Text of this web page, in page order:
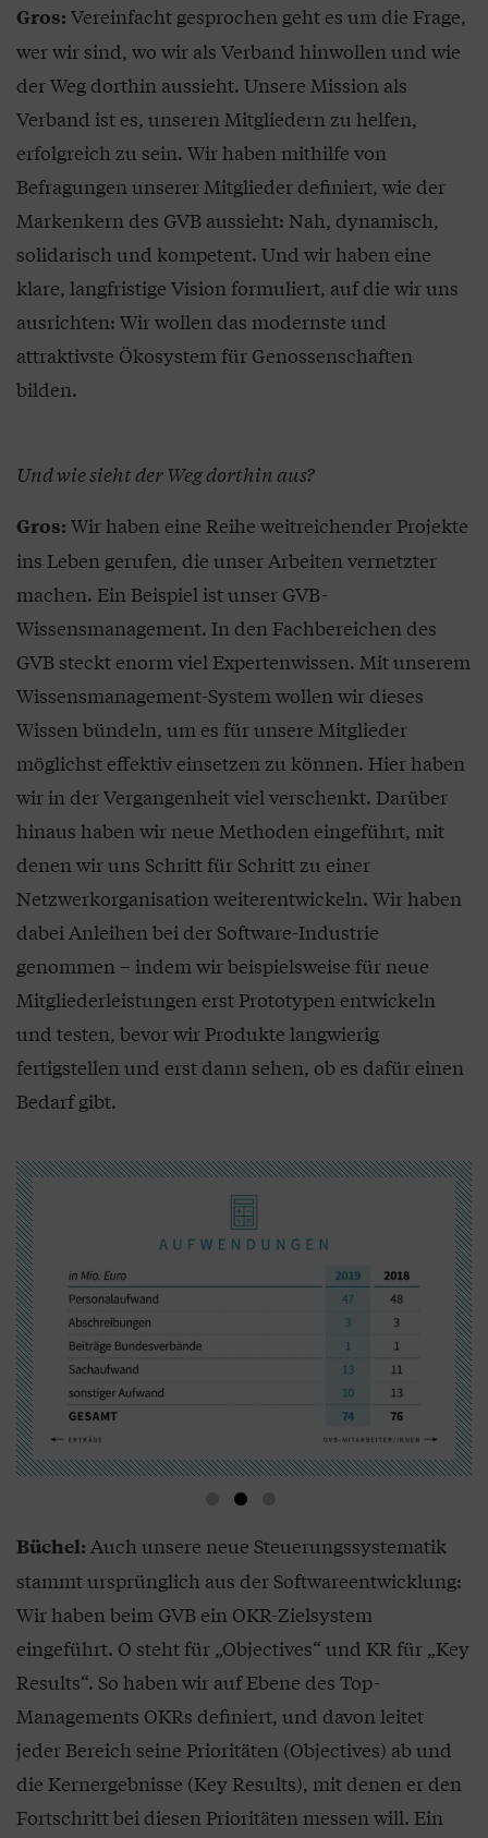
Gros: Vereinfacht gesprochen geht es um die Frage,
wer wir sind, wo wir als Verband hinwollen und wie
der Weg dorthin aussieht. Unsere Mission als
Verband ist es, unseren Mitgliedern zu helfen,
erfolgreich zu sein. Wir haben mithilfe von
Befragungen unserer Mitglieder definiert, wie der
Markenkern des GVB aussieht: Nah, dynamisch,
solidarisch und kompetent. Und wir haben eine
klare, langfristige Vision formuliert, auf die wir uns
ausrichten: Wir wollen das modernste und
attraktivste Ökosystem für Genossenschaften
bilden.
Und wie sieht der Weg dorthin aus?
Gros: Wir haben eine Reihe weitreichender Projekte
ins Leben gerufen, die unser Arbeiten vernetzter
machen. Ein Beispiel ist unser GVB-
Wissensmanagement. In den Fachbereichen des
GVB steckt enorm viel Expertenwissen. Mit unserem
Wissensmanagement-System wollen wir dieses
Wissen bündeln, um es für unsere Mitglieder
möglichst effektiv einsetzen zu können. Hier haben
wir in der Vergangenheit viel verschenkt. Darüber
hinaus haben wir neue Methoden eingeführt, mit
denen wir uns Schritt für Schritt zu einer
Netzwerkorganisation weiterentwickeln. Wir haben
dabei Anleihen bei der Software-Industrie
genommen – indem wir beispielsweise für neue
Mitgliederleistungen erst Prototypen entwickeln
und testen, bevor wir Produkte langwierig
fertigstellen und erst dann sehen, ob es dafür einen
Bedarf gibt.
Büchel: Auch unsere neue Steuerungssystematik
stammt ursprünglich aus der Softwareentwicklung:
Wir haben beim GVB ein OKR-Zielsystem
eingeführt. O steht für „Objectives“ und KR für „Key
Results“. So haben wir auf Ebene des Top-
Managements OKRs definiert, und davon leitet
jeder Bereich seine Prioritäten (Objectives) ab und
die Kernergebnisse (Key Results), mit denen er den
Fortschritt bei diesen Prioritäten messen will. Ein